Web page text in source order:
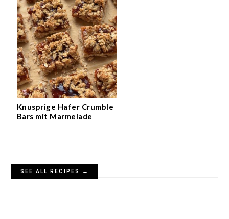
Knusprige Hafer Crumble
Bars mit Marmelade
SEE ALL RECIPES →